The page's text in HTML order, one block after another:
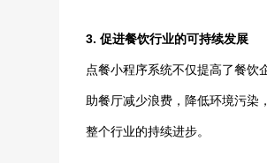
3. 促进餐饮行业的可持续发展
点餐小程序系统不仅提高了餐饮
助餐厅减少浪费，降低环境污染
整个行业的持续进步。